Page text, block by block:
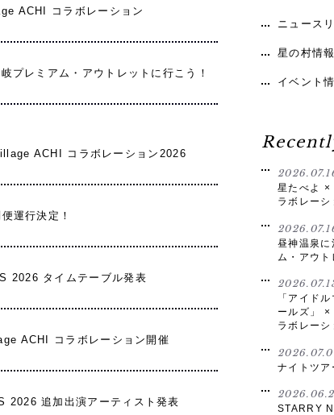
ACHI コラボレーション
プレミアム・アウトレットに行こう！
ACHI コラボレーション2026
運行決定！
2026 タイムテーブル発表
ACHI コラボレーション開催
2026 追加出演アーティスト発表
ニュース
星の村情報
イベント
星たべよ
ラボレーシ
昼神温泉に
ム・アウト
「アイド
ールズ」
ラボレー
ナイトツア
STARRY